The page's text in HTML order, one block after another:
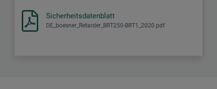
Sicherheitsdatenblatt
DE_boesner_Retarder_BRT250-BRT1_2020.pdf